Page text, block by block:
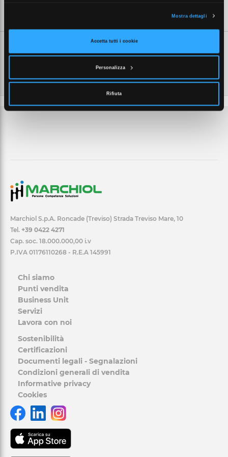
Mostra dettagli
Accetta tutti i cookie
Personalizza
Rifiuta
Marchiol S.p.A. Roncade (Treviso) Strada Treviso Mare, 10
Tel. +39 0422 4271
Cap. soc. 18.000.000,00 i.v
P.IVA 01176110268 - R.E.A 145991
Chi siamo
Punti vendita
Business Unit
Servizi
Lavora con noi
Sostenibilità
Certificazioni
Documenti legali - Segnalazioni
Condizioni generali di vendita
Informative privacy
Cookies